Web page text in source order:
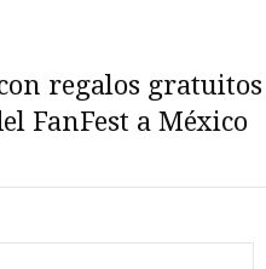
regalos gratuitos
FanFest a México